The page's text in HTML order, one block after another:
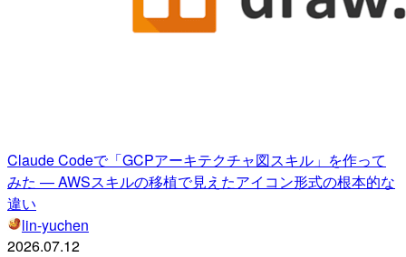
Claude Codeで「GCPアーキテクチャ図スキル」を作って
みた — AWSスキルの移植で見えたアイコン形式の根本的な
違い
lin-yuchen
2026.07.12